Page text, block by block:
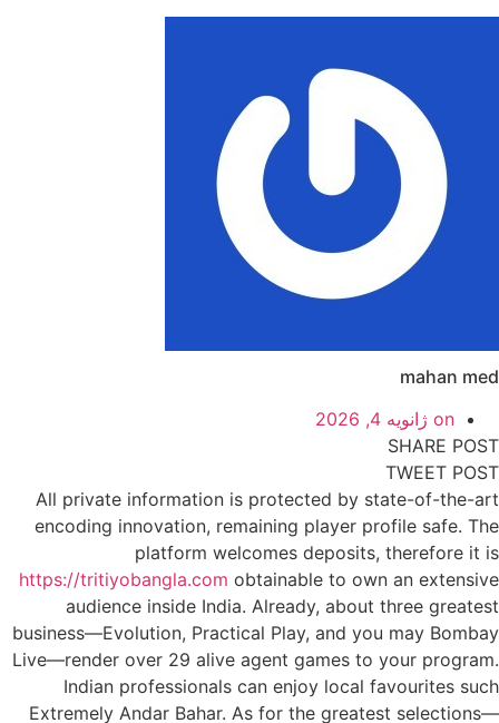
mahan med
on ژانویه 4, 2026
SHARE POST
TWEET POST
All private information is protected by state-of-the-art
encoding innovation, remaining player profile safe. The
platform welcomes deposits, therefore it is
https://tritiyobangla.com obtainable to own an extensive
audience inside India. Already, about three greatest
business—Evolution, Practical Play, and you may Bombay
Live—render over 29 alive agent games to your program.
Indian professionals can enjoy local favourites such
Extremely Andar Bahar. As for the greatest selections—